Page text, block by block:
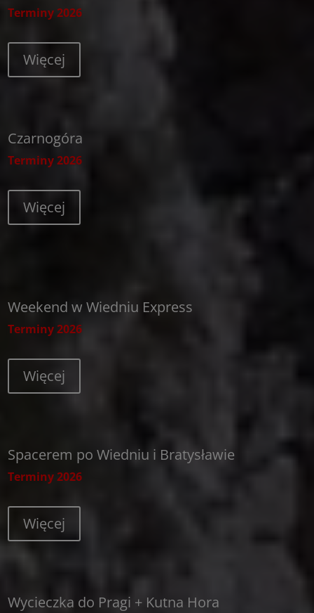
Terminy 2026
Więcej
Czarnogóra
Terminy 2026
Więcej
Weekend w Wiedniu Express
Terminy 2026
Więcej
Spacerem po Wiedniu i Bratysławie
Terminy 2026
Więcej
Wycieczka do Pragi + Kutna Hora